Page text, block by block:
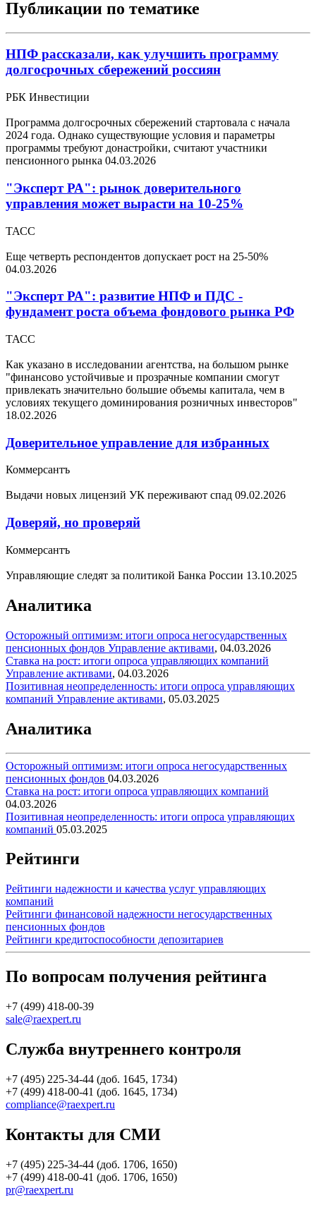
Публикации по тематике
НПФ рассказали, как улучшить программу
долгосрочных сбережений россиян
РБК Инвестиции
Программа долгосрочных сбережений стартовала с начала
2024 года. Однако существующие условия и параметры
программы требуют донастройки, считают участники
пенсионного рынка 04.03.2026
"Эксперт РА": рынок доверительного
управления может вырасти на 10-25%
ТАСС
Еще четверть респондентов допускает рост на 25-50%
04.03.2026
"Эксперт РА": развитие НПФ и ПДС -
фундамент роста объема фондового рынка РФ
ТАСС
Как указано в исследовании агентства, на большом рынке
"финансово устойчивые и прозрачные компании смогут
привлекать значительно большие объемы капитала, чем в
условиях текущего доминирования розничных инвесторов"
18.02.2026
Доверительное управление для избранных
Коммерсантъ
Выдачи новых лицензий УК переживают спад 09.02.2026
Доверяй, но проверяй
Коммерсантъ
Управляющие следят за политикой Банка России 13.10.2025
Аналитика
Осторожный оптимизм: итоги опроса негосударственных
пенсионных фондов Управление активами, 04.03.2026
Ставка на рост: итоги опроса управляющих компаний
Управление активами, 04.03.2026
Позитивная неопределенность: итоги опроса управляющих
компаний Управление активами, 05.03.2025
Аналитика
Осторожный оптимизм: итоги опроса негосударственных
пенсионных фондов 04.03.2026
Ставка на рост: итоги опроса управляющих компаний
04.03.2026
Позитивная неопределенность: итоги опроса управляющих
компаний 05.03.2025
Рейтинги
Рейтинги надежности и качества услуг управляющих
компаний
Рейтинги финансовой надежности негосударственных
пенсионных фондов
Рейтинги кредитоспособности депозитариев
По вопросам получения рейтинга
+7 (499) 418-00-39
sale@raexpert.ru
Служба внутреннего контроля
+7 (495) 225-34-44 (доб. 1645, 1734)
+7 (499) 418-00-41 (доб. 1645, 1734)
compliance@raexpert.ru
Контакты для СМИ
+7 (495) 225-34-44 (доб. 1706, 1650)
+7 (499) 418-00-41 (доб. 1706, 1650)
pr@raexpert.ru